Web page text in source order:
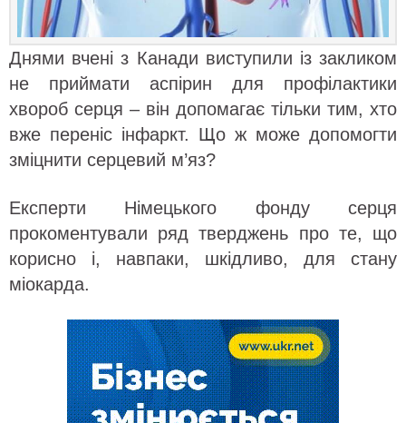
Днями вчені з Канади виступили із закликом
не приймати аспірин для профілактики
хвороб серця – він допомагає тільки тим, хто
вже переніс інфаркт. Що ж може допомогти
зміцнити серцевий м’яз?
Експерти Німецького фонду серця
прокоментували ряд тверджень про те, що
корисно і, навпаки, шкідливо, для стану
міокарда.